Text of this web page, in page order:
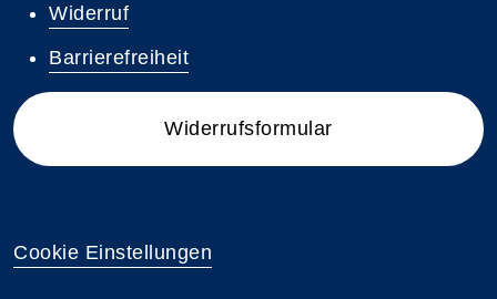
Widerruf
Barrierefreiheit
Widerrufsformular
Cookie Einstellungen